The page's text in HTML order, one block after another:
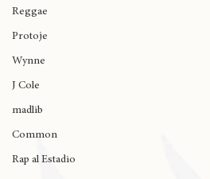
Swami
Reggae
Protoje
Wynne
J Cole
madlib
Common